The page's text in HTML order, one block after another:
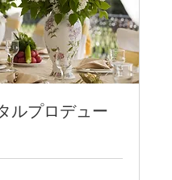
ルプロデュー